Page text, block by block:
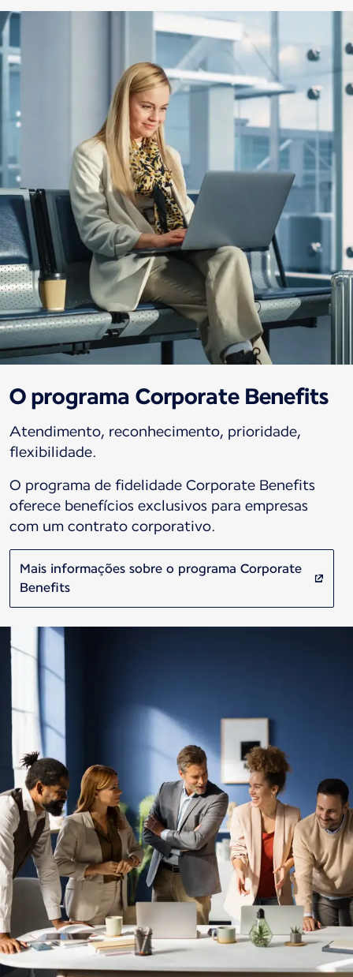
O programa Corporate Benefits
Atendimento, reconhecimento, prioridade,
flexibilidade.
O programa de fidelidade Corporate Benefits
oferece benefícios exclusivos para empresas
com um contrato corporativo.
Mais informações sobre o programa Corporate
Benefits